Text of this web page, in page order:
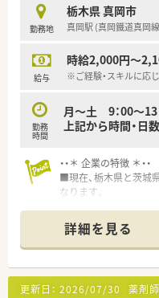
勤務地
栃木県 真岡市
真岡駅 (真岡鐵道真岡
給与
時給2,000円～
※ご経験・スキルに応
勤務
時間
月～土 9：00～13
上記から時間・日
・・＊ 企業の特徴 ＊・・
■現在、栃木県と茨城
なります。
事業の分野で展開をし
■地域に密着した患者
コミュニケーションで
信頼の芽をより大き
す。
詳細を見る
更新日： 2026/07/30 薬剤